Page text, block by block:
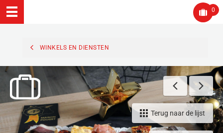
0
WINKELS EN DIENSTEN
Terug naar de lijst